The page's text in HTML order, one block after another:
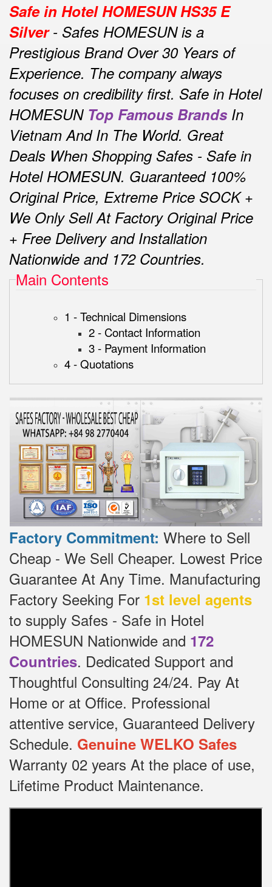
Safe in Hotel HOMESUN HS35 E
Silver- Safes HOMESUN is a
Prestigious Brand Over 30 Years of
Experience. The company always
focuses on credibility first. Safe in Hotel
HOMESUN Top Famous Brands In
Vietnam And In The World. Great
Deals When Shopping Safes - Safe in
Hotel HOMESUN. Guaranteed 100%
Original Price, Extreme Price SOCK +
We Only Sell At Factory Original Price
+ Free Delivery and Installation
Nationwide and 172 Countries.
Main Contents
1 - Technical Dimensions
2 - Contact Information
3 - Payment Information
4 - Quotations
Factory Commitment: Where to Sell
Cheap - We Sell Cheaper. Lowest Price
Guarantee At Any Time. Manufacturing
Factory Seeking For 1st level agents
to supply Safes - Safe in Hotel
HOMESUN Nationwide and 172
Countries. Dedicated Support and
Thoughtful Consulting 24/24. Pay At
Home or at Office. Professional
attentive service, Guaranteed Delivery
Schedule. Genuine WELKO Safes
Warranty 02 years At the place of use,
Lifetime Product Maintenance.